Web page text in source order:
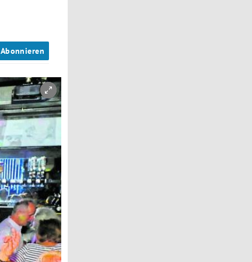
Abonnieren